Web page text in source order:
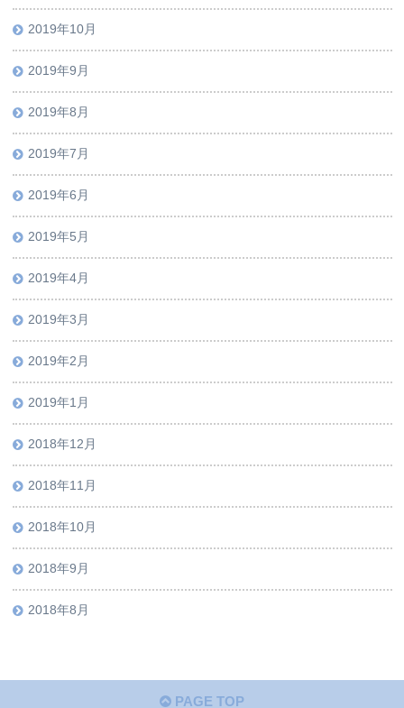
2019年10月
2019年9月
2019年8月
2019年7月
2019年6月
2019年5月
2019年4月
2019年3月
2019年2月
2019年1月
2018年12月
2018年11月
2018年10月
2018年9月
2018年8月
PAGE TOP